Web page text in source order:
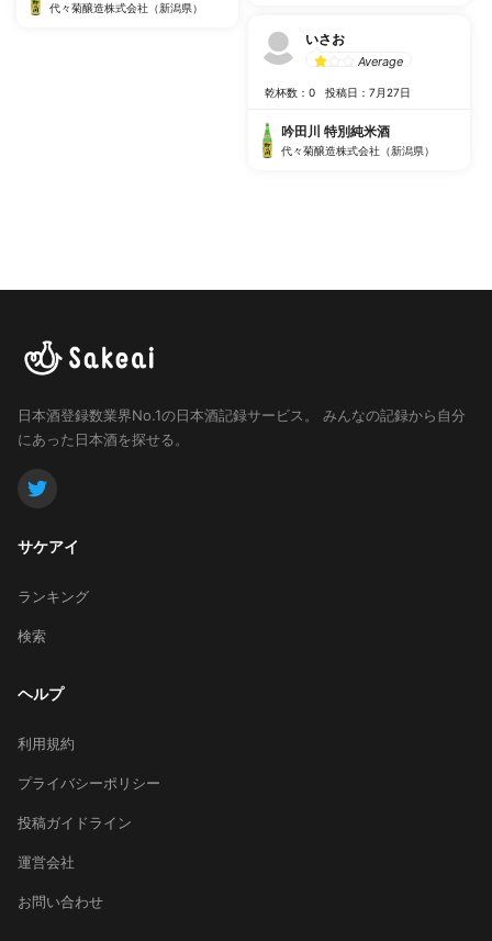
代々菊醸造株式会社（新潟県）
いさお
Average
乾杯数：0 投稿日：7月27日
吟田川 特別純米酒
代々菊醸造株式会社（新潟県）
日本酒登録数業界No.1の日本酒記録サービス。
みんなの記録から自分
にあった日本酒を探せる。
サケアイ
ランキング
検索
ヘルプ
利用規約
プライバシーポリシー
投稿ガイドライン
運営会社
お問い合わせ